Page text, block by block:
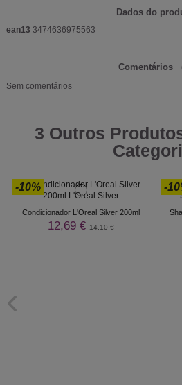
Dados do
ean13 3474636975563
Comentários
Sem comentários
3 Outros
-10%
Condicionador L'Oreal Silver 200ml
12,69 €14,10 €
-